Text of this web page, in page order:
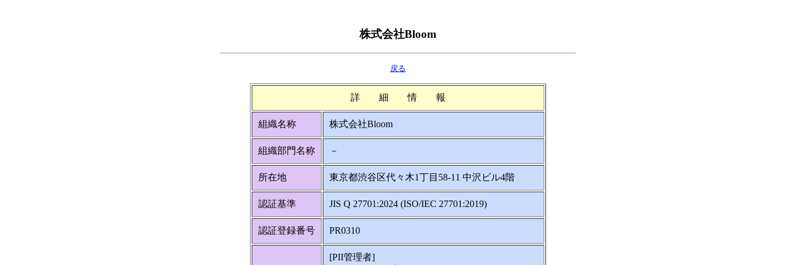
株式会社Bloom
戻る
詳 細 情 報
組織名称 株式会社Bloom
組織部門名称 －
所在地 東京都渋谷区代々木1丁目58-11 中沢ビル4階
認証基準 JIS Q 27701:2024 (ISO/IEC 27701:2019)
認証登録番号 PR0310
[PII管理者]